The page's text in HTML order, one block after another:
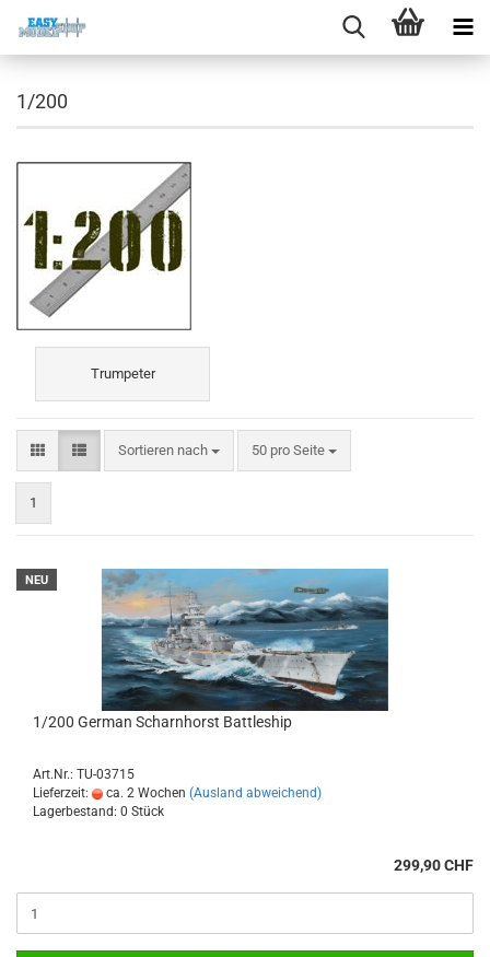
1/200
Trumpeter
Sortieren nach
Sortieren nach 50 pro Seite
pro Seite
1
NEU
1/200 German Scharnhorst Battleship
Art.Nr.: TU-03715
Lieferzeit:
ca. 2 Wochen (Ausland abweichend)
Lagerbestand: 0 Stück
299,90 CHF